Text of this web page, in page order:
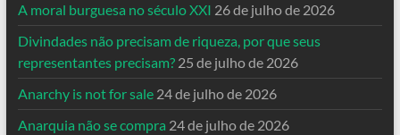
A moral burguesa no século XXI 26 de julho de 2026
Divindades não precisam de riqueza, por que seus
representantes precisam? 25 de julho de 2026
Anarchy is not for sale 24 de julho de 2026
Anarquia não se compra 24 de julho de 2026